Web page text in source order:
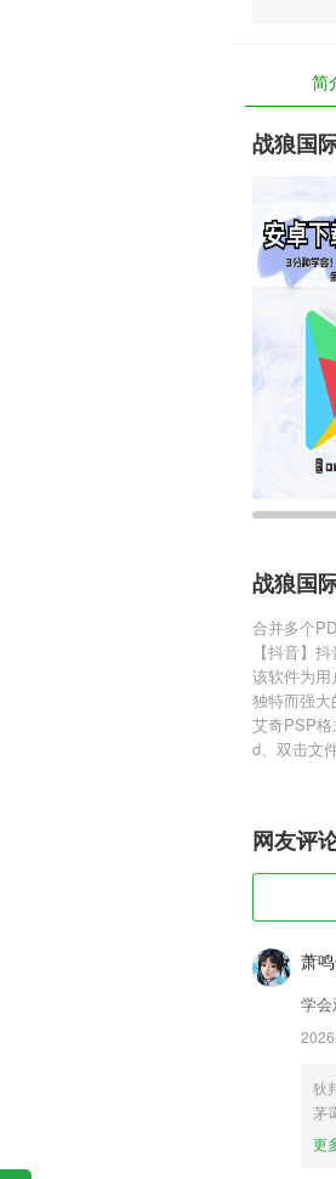
简
战狼国
战狼国
合并多个
【抖音】
该软件为
独特而强
艾奇PSP
d、双击文
网友评
萧
学
狄
茅
更